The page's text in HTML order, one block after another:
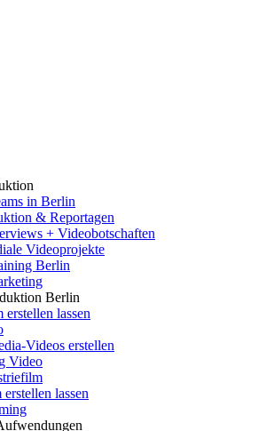
in Berlin
& Reportagen
+ Videobotschaften
Videoprojekte
Berlin
Berlin
erstellen lassen
Videos erstellen
Video
lassen